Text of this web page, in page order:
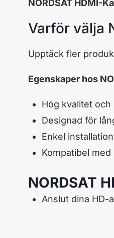
NORDSAT HDMI-
Varför välja
Upptäck fler
Egenskaper hos
Hög kvalitet
Designad för
Enkel
Kompatibel
NORDSAT
Anslut dina HD-